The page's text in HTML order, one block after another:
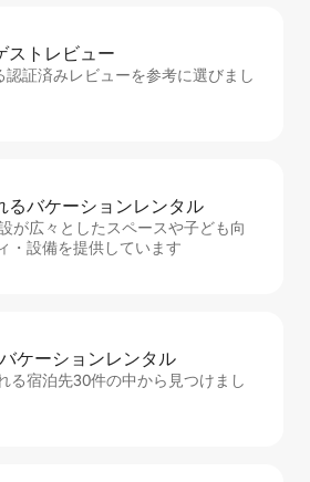
ス⁠ト⁠レ⁠ビ⁠ュ⁠ー
認証済みレビューを参考に選びまし
るバ⁠ケ⁠ー⁠シ⁠ョ⁠ンレ⁠ン⁠タ⁠ル
が広々としたスペースや子ども向
・設備を提供しています
ケ⁠ー⁠シ⁠ョ⁠ンレ⁠ン⁠タ⁠ル
る宿泊先30件の中から見つけまし